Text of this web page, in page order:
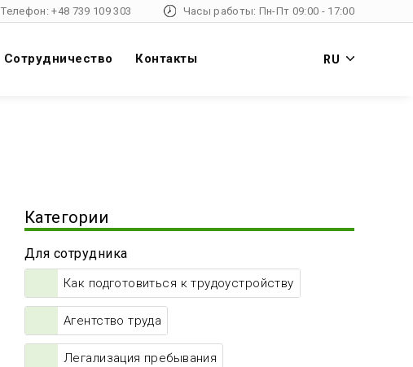
Телефон: +48 739 109 303 Часы работы: Пн-Пт 09:00 - 17:00
Cотрудничество Контакты RU
Категории
Для сотрудника
Как подготовиться к трудоустройству
Агентство труда
Легализация пребывания